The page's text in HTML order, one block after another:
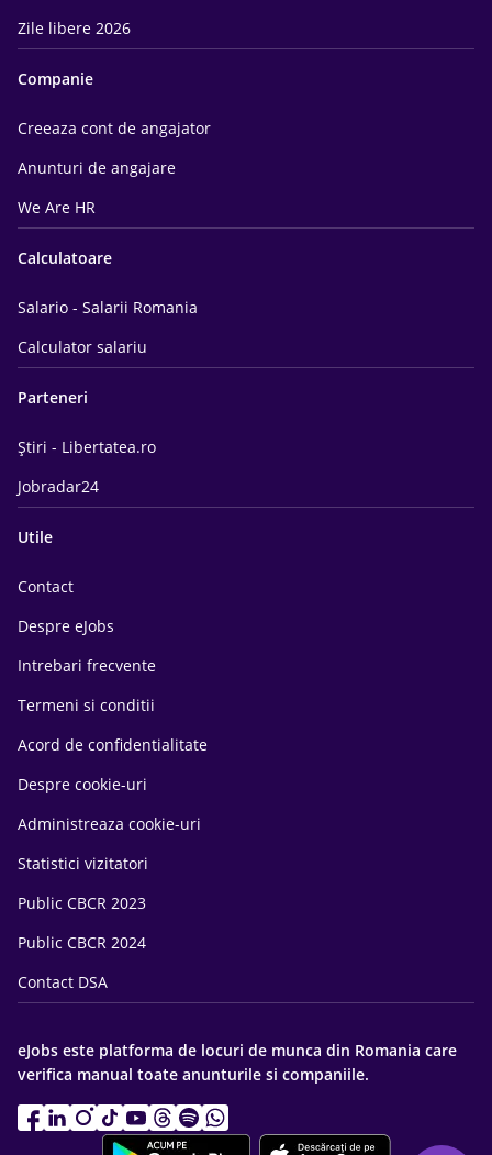
Zile libere 2026
Companie
Creeaza cont de angajator
Anunturi de angajare
We Are HR
Calculatoare
Salario - Salarii Romania
Calculator salariu
Parteneri
Știri - Libertatea.ro
Jobradar24
Utile
Contact
Despre eJobs
Intrebari frecvente
Termeni si conditii
Acord de confidentialitate
Despre cookie-uri
Administreaza cookie-uri
Statistici vizitatori
Public CBCR 2023
Public CBCR 2024
Contact DSA
eJobs este platforma de locuri de munca din Romania care
verifica manual toate anunturile si companiile.